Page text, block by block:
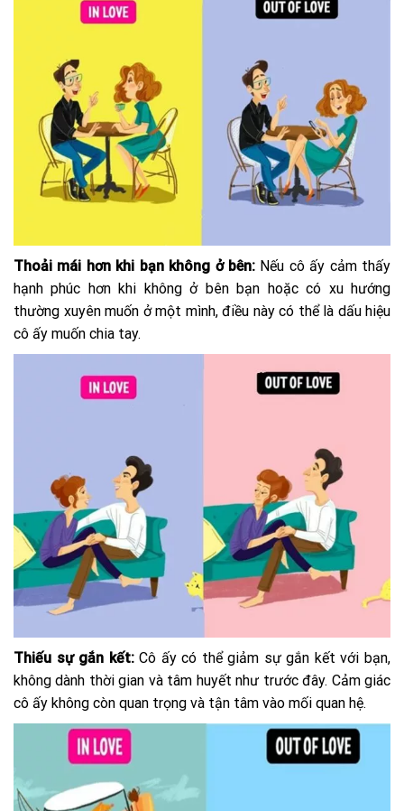
Thoải mái hơn khi bạn không ở bên: Nếu cô ấy cảm thấy
hạnh phúc hơn khi không ở bên bạn hoặc có xu hướng
thường xuyên muốn ở một mình, điều này có thể là dấu hiệu
cô ấy muốn chia tay.
Thiếu sự gắn kết:Cô ấy có thể giảm sự gắn kết với bạn,
không dành thời gian và tâm huyết như trước đây. Cảm giác
cô ấy không còn quan trọng và tận tâm vào mối quan hệ.